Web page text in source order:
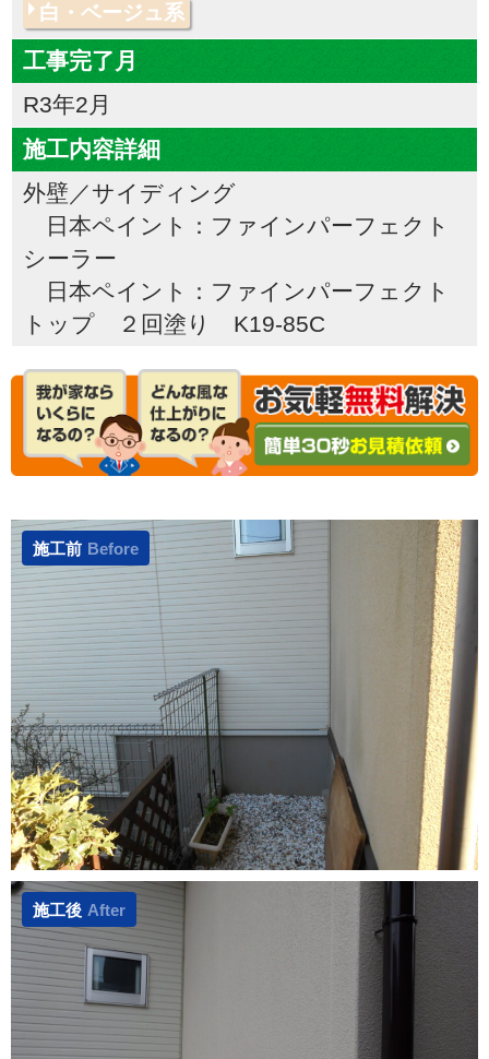
白・ベージュ系
工事完了月
R3年2月
施工内容詳細
外壁／サイディング
日本ペイント：ファインパーフェクト
シーラー
日本ペイント：ファインパーフェクト
トップ ２回塗り K19-85C
施工前 Before
施工後 After